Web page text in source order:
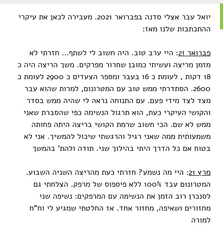
יואל עבר אצלי סדנה בפברואר 2021. מעבירה לכאן את עיקרי
ההתכתבות שלנו מאז:
פברואר 21
: היי ערב טוב. היה חשוב לי לשתף… חזרתי לא
מזמן מריצה ועשיתי כמובן שחרור מפרקים. משך הריצה היה כ
18 דקות , לעומת כ 16 בעבר ומספר הצעדים כ 2900 לעומת כ
2600. הסתדרתי ממש טוב עם המטרונום, למרות שהוא עבר
מצד לצד מידי פעם. עם התנוחה נראה לי שהיה ממש בסדר
והקושי העיקרי כעת, הוא תרגול הנשימה כפי שהסברת שאני
ממש לא שם. הכי חשוב שרמת הקושי בריצה היתה פחותה
משמעותית ממה שאני רגיל והרגשתי שיכול להמשיך. אני לא
בטוח אם כל הדרך היתי בהילוך שני. תודה ולהת' בהמשך
מרץ 21
: היי מה נשמע? חזרתי כעת מהריצה השניה השבוע.
המטרונום עבד 100% ללא פיספוס של מרפק. הצלחתי גם
לסנכרן רוב הזמן את הנשימה עם המרפקים: נשיפה שני
מחזורים ושאיפה, מחזור אחד. אז החלטתי שמגיע לי וח"ח
למורה